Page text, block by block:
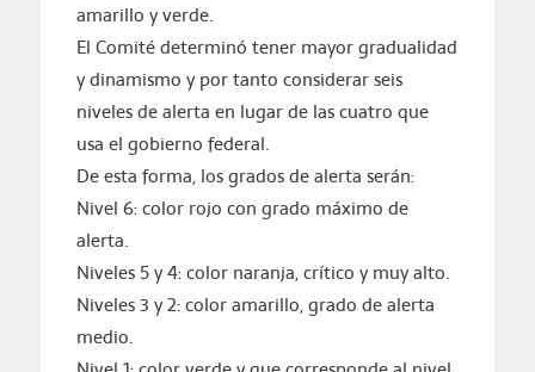
amarillo y verde.
El Comité determinó tener mayor gradualidad
y dinamismo y por tanto considerar seis
niveles de alerta en lugar de las cuatro que
usa el gobierno federal.
De esta forma, los grados de alerta serán:
Nivel 6: color rojo con grado máximo de
alerta.
Niveles 5 y 4: color naranja, crítico y muy alto.
Niveles 3 y 2: color amarillo, grado de alerta
medio.